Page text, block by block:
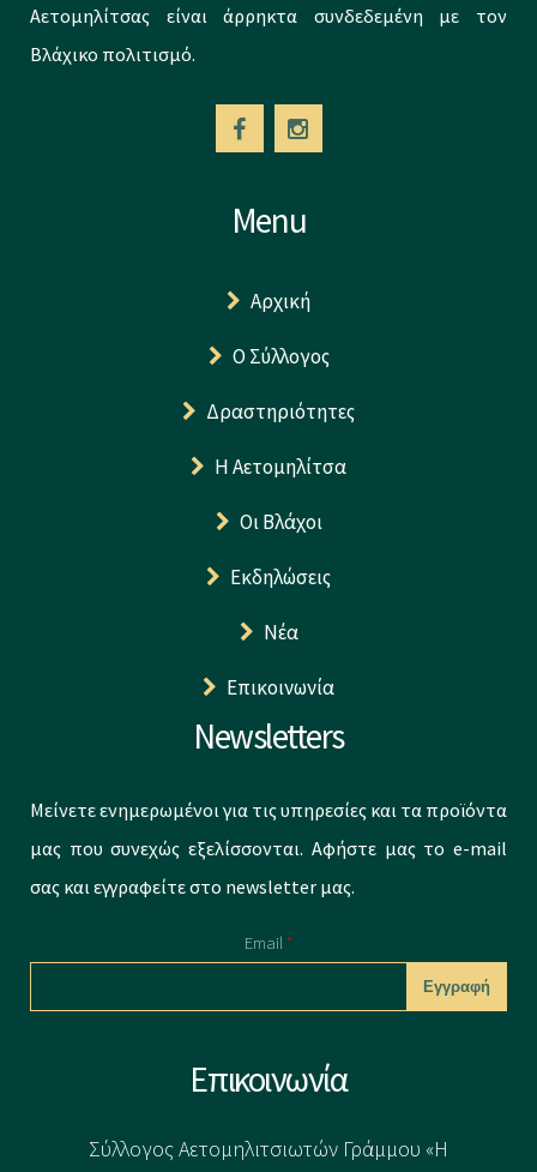
Αετομηλίτσας είναι άρρηκτα συνδεδεμένη με τον
Βλάχικο πολιτισμό.
Menu
Αρχική
Ο Σύλλογος
Δραστηριότητες
Η Αετομηλίτσα
Οι Βλάχοι
Εκδηλώσεις
Νέα
Επικοινωνία
Newsletters
Μείνετε ενημερωμένοι για τις υπηρεσίες και τα προϊόντα
μας που συνεχώς εξελίσσονται. Αφήστε μας το e-mail
σας και εγγραφείτε στο newsletter μας.
Email *
whether or not
Επικοινωνία
Σύλλογος Αετομηλιτσιωτών Γράμμου «Η